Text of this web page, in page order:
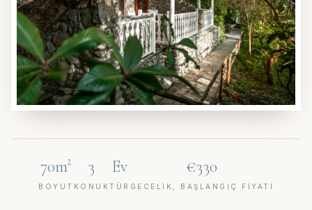
70m²
BOYUT
3
KONUK
Ev
TÜR
€330
GECELIK, BAŞLANGIÇ FIYATI